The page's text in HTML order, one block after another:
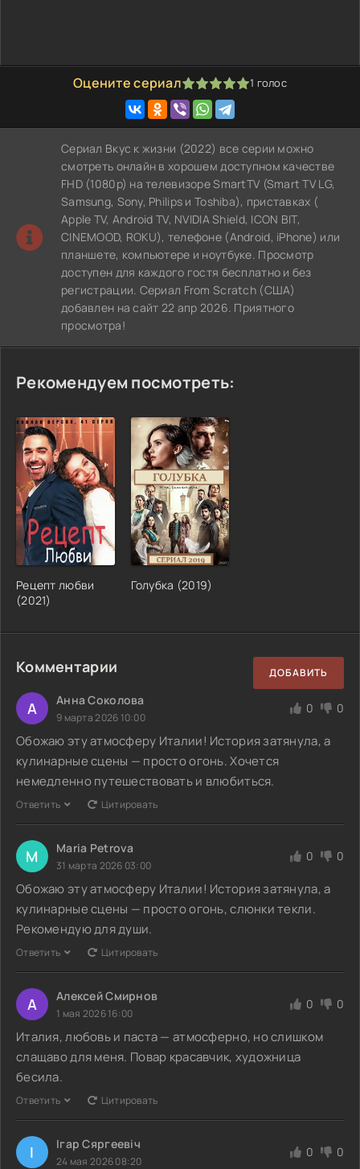
Оцените сериал
1 2 3 4 5 1 голос
Сериал Вкус к жизни (2022) все серии можно
смотреть онлайн в хорошем доступном качестве
FHD (1080p) на телевизоре SmartTV (Smart TV LG,
Samsung, Sony, Philips и Toshiba), приставках (
Apple TV, Android TV, NVIDIA Shield, ICON BIT,
CINEMOOD, ROKU), телефоне (Android, iPhone) или
планшете, компьютере и ноутбуке. Просмотр
доступен для каждого гостя бесплатно и без
регистрации. Сериал From Scratch (США)
добавлен на сайт 22 апр 2026. Приятного
просмотра!
Рекомендуем посмотреть:
Рецепт любви
(2021)
Голубка (2019)
Комментарии ДОБАВИТЬ
А Анна Соколова
9 марта 2026 10:00
0 0
Обожаю эту атмосферу Италии! История затянула, а
кулинарные сцены — просто огонь. Хочется
немедленно путешествовать и влюбиться.
Ответить Цитировать
M Maria Petrova
31 марта 2026 03:00
0 0
Обожаю эту атмосферу Италии! История затянула, а
кулинарные сцены — просто огонь, слюнки текли.
Рекомендую для души.
Ответить Цитировать
А Алексей Смирнов
1 мая 2026 16:00
0 0
Италия, любовь и паста — атмосферно, но слишком
слащаво для меня. Повар красавчик, художница
бесила.
Ответить Цитировать
І Ігар Сяргеевіч
24 мая 2026 08:20
0 0